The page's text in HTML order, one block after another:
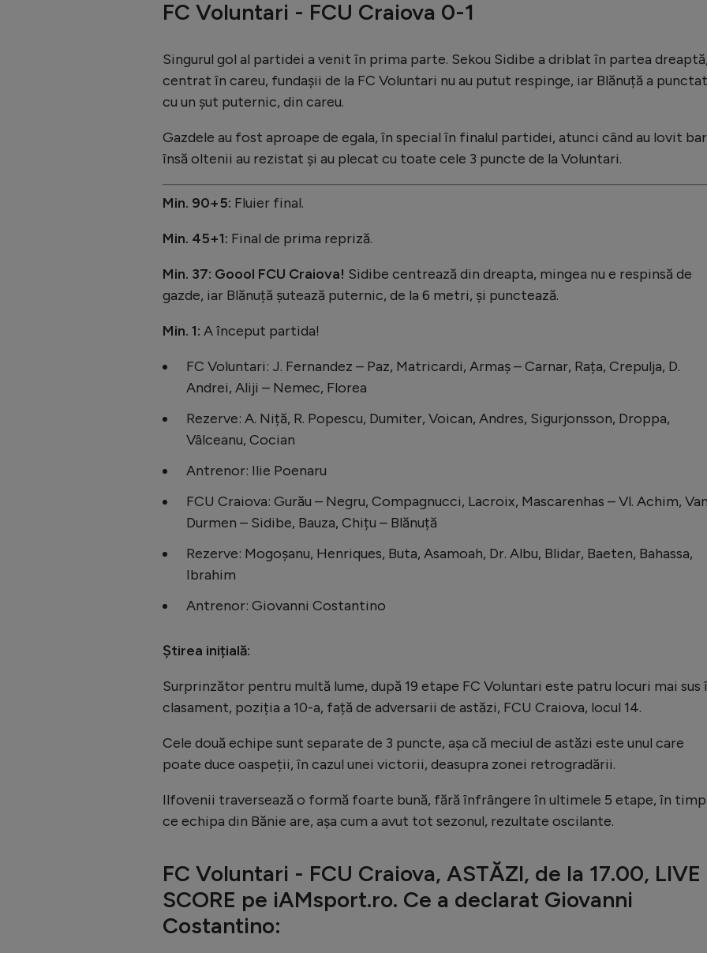
FC Voluntari - FCU Craiova 0-1
Singurul gol al partidei a venit în prima parte. Sekou Sidibe a driblat în partea
centrat în careu, fundașii de la FC Voluntari nu au putut respinge, iar Blănuță a punctat
cu un șut puternic, din careu.
Gazdele au fost aproape de egala, în special în finalul partidei, atunci când au lovit
însă oltenii au rezistat și au plecat cu toate cele 3 puncte de la Voluntari.
Min. 90+5: Fluier final.
Min. 45+1: Final de prima repriză.
Min. 37: Goool FCU Craiova! Sidibe centrează din dreapta, mingea nu e respinsă de
gazde, iar Blănuță șutează puternic, de la 6 metri, și punctează.
Min. 1: A început partida!
FC Voluntari: J. Fernandez – Paz, Matricardi, Armaș – Carnar, Rața, Crepulja, D.
Andrei, Aliji – Nemec, Florea
Rezerve: A. Niță, R. Popescu, Dumiter, Voican, Andres, Sigurjonsson, Droppa,
Vâlceanu, Cocian
Antrenor: Ilie Poenaru
FCU Craiova: Gurău – Negru, Compagnucci, Lacroix, Mascarenhas – Vl. Achim,
Durmen – Sidibe, Bauza, Chițu – Blănuță
Rezerve: Mogoșanu, Henriques, Buta, Asamoah, Dr. Albu, Blidar, Baeten, Bahassa,
Ibrahim
Antrenor: Giovanni Costantino
Știrea inițială:
Surprinzător pentru multă lume, după 19 etape FC Voluntari este patru locuri mai sus
clasament, poziția a 10-a, față de adversarii de astăzi, FCU Craiova, locul 14.
Cele două echipe sunt separate de 3 puncte, așa că meciul de astăzi este unul care
poate duce oaspeții, în cazul unei victorii, deasupra zonei retrogradării.
Ilfovenii traversează o formă foarte bună, fără înfrângere în ultimele 5 etape, în timp
ce echipa din Bănie are, așa cum a avut tot sezonul, rezultate oscilante.
FC Voluntari - FCU Craiova, ASTĂZI, de la 17.00, LIVE
SCORE pe iAMsport.ro. Ce a declarat Giovanni
Costantino: